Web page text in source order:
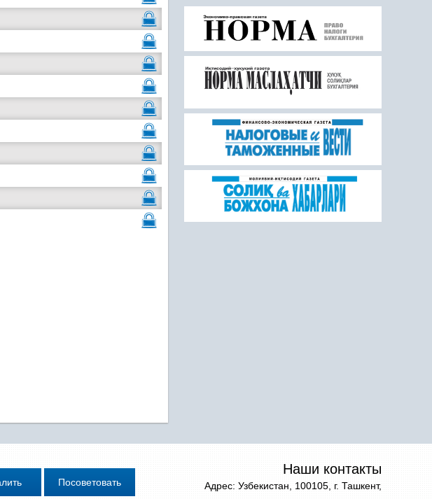
Наши контакты
Адрес: Узбекистан, 100105, г. Ташкент,